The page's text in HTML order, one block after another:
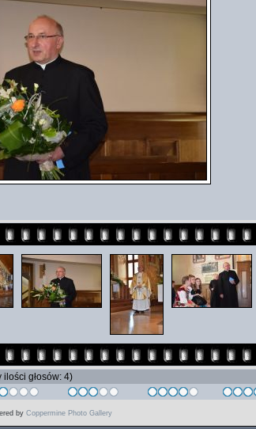
głosów: 4)
by Coppermine Photo Gallery